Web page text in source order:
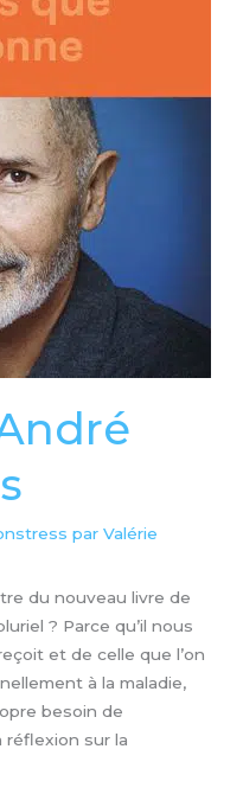
par Valérie
du nouveau livre de
? Parce qu’il nous
et de celle que l’on
à la maladie,
besoin de
réflexion sur la